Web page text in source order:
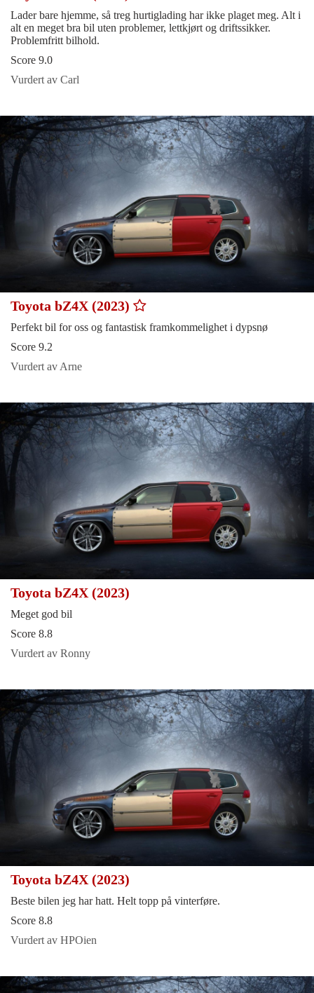
Lader bare hjemme, så treg hurtiglading har ikke plaget meg. Alt i
alt en meget bra bil uten problemer, lettkjørt og driftssikker.
Problemfritt bilhold.
Score 9.0
Vurdert av Carl
Toyota bZ4X (2023)
Perfekt bil for oss og fantastisk framkommelighet i dypsnø
Score 9.2
Vurdert av Arne
Toyota bZ4X (2023)
Meget god bil
Score 8.8
Vurdert av Ronny
Toyota bZ4X (2023)
Beste bilen jeg har hatt. Helt topp på vinterføre.
Score 8.8
Vurdert av HPOien